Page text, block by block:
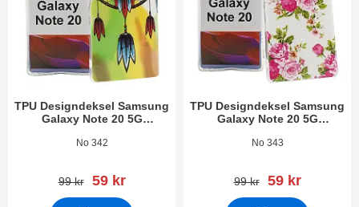
TPU Designdeksel Samsung
Galaxy Note 20 5G
Varenummer 37405
No 342
gammel pris
99 kr ny pris
59 kr
TPU Designdeksel Samsung
Galaxy Note 20 5G
Varenummer 37404
No 343
gammel pris
99 kr ny pris
59 kr